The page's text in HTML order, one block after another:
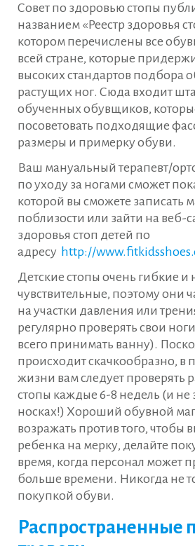
Совет по здоровью стопы
названием «Реестр здоровья
котором перечислены все
всей стране, которые
высоких стандартов подбора
растущих ног. Сюда входит
обученных обувщиков,
посоветовать подходящие
размеры и примерку обуви.
Ваш мануальный терапевт/
по уходу за ногами сможет
которой вы сможете записать
поблизости или зайти на веб-
здоровья стоп детей по
адресу http://
Детские стопы очень гибкие
чувствительные, поэтому они
на участки давления или
регулярно проверять свои
всего принимать ванну).
происходит скачкообразно, в
жизни вам следует проверять
стопы каждые 6-8 недель (и не
носках!) Хороший обувной
возражать против того, чтобы
ребенка на мерку, делайте
время, когда персонал может
больше времени. Никогда не
покупкой обуви.
Распространенные